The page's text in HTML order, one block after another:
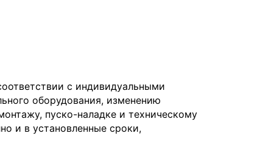
с индивидуальными
оборудования, изменению
пуско-наладке и техническому
и в установленные сроки,